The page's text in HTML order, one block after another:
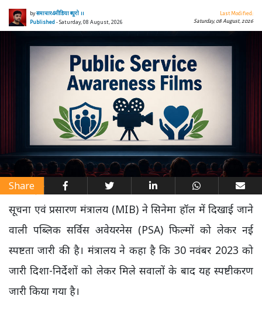
byसमाचार4मीडिया ब्यूरो ।।
Published - Saturday, 08 August, 2026
Last Modified:
Saturday, 08 August, 2026
Share
सूचना एवं प्रसारण मंत्रालय (MIB) ने सिनेमा हॉल में दिखाई जाने
वाली पब्लिक सर्विस अवेयरनेस (PSA) फिल्मों को लेकर नई
स्पष्टता जारी की है। मंत्रालय ने कहा है कि 30 नवंबर 2023 को
जारी दिशा-निर्देशों को लेकर मिले सवालों के बाद यह स्पष्टीकरण
जारी किया गया है।